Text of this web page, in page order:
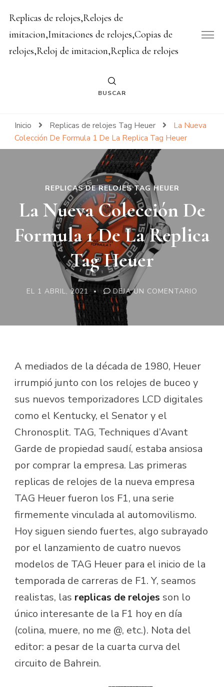
Replicas de relojes,Relojes de
imitacion,Imitaciones de relojes,Copias de
relojes,Reloj de imitacion,Replica de relojes
BUSCAR
Inicio Replicas de relojes Tag Heuer
La Nueva
Colección De Formula 1 De La Replica Tag Heuer
REPLICAS DE RELOJES TAG HEUER
La Nueva Colección De
Formula 1 De La Replica
Tag Heuer
EL 1 ABRIL, 2021 DEJA UN COMENTARIO
TAG
HEUER
A mediados de la década de 1980, Heuer
irrumpió junto con los relojes de buceo y
sus nuevos temporizadores LCD digitales
como el Kentucky, el Senator y el
Chronosplit. TAG, Techniques d’Avant
Garde de propiedad saudí, estaba ansiosa
por comprar la empresa. Las primeras
replicas de relojes de la nueva empresa
TAG Heuer fueron los F1, una serie
firmemente vinculada al automovilismo.
Hoy siguen siendo fuertes, algo subrayado
por el lanzamiento de cuatro nuevos
modelos de TAG Heuer para el inicio de la
temporada de carreras de F1. Y, seamos
realistas, las replicas de relojes son lo
único interesante de la F1 hoy en día
(colina, muere, no me @, etc.). Nota del
editor: a pesar de la cuarta curva del
circuito de Bahrein.